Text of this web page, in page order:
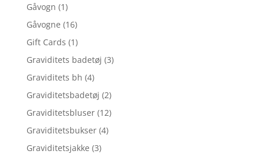
Gåvogn (1)
Gåvogne (16)
Gift Cards (1)
Graviditets badetøj (3)
Graviditets bh (4)
Graviditetsbadetøj (2)
Graviditetsbluser (12)
Graviditetsbukser (4)
Graviditetsjakke (3)